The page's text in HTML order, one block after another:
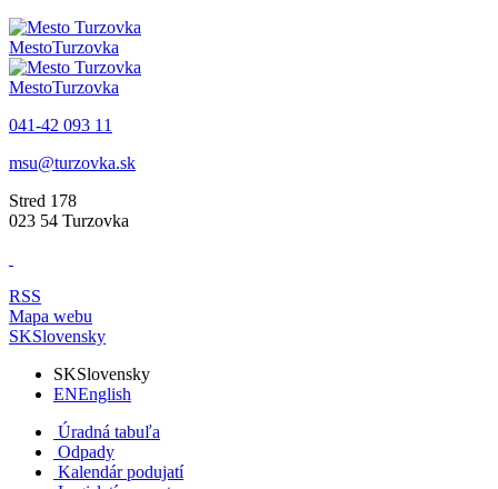
MestoTurzovka
MestoTurzovka
041-42 093 11
msu@turzovka.sk
Stred 178
023 54 Turzovka
RSS
Mapa webu
SKSlovensky
SKSlovensky
ENEnglish
Úradná tabuľa
Odpady
Kalendár podujatí